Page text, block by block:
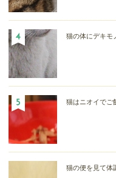
猫の体にデキモ
猫はニオイでご
猫の便を見て体